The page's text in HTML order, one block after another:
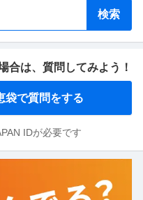
検索
合は、 質問してみよう！
袋で質問をする
IDが必要です